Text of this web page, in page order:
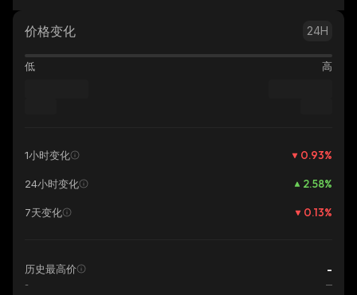
价格变化 24H
低 高
1小时变化 0.93%
24小时变化 2.58%
7天变化 0.13%
历史最高价 -
-